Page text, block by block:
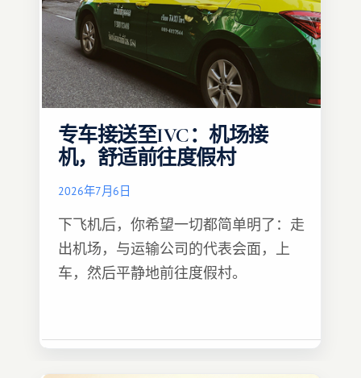
专车接送至IVC：机场接
机，舒适前往度假村
2026年7月6日
下飞机后，你希望一切都简单明了：走
出机场，与运输公司的代表会面，上
车，然后平静地前往度假村。